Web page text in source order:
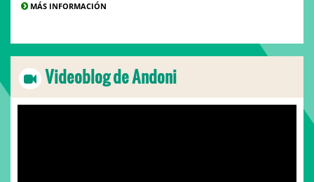
MÁS INFORMACIÓN
Videoblog de Andoni